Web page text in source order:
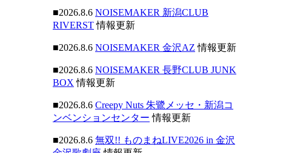
■2026.8.6 NOISEMAKER 新潟CLUB
RIVERST情報更新
■2026.8.6 NOISEMAKER 金沢AZ 情報更新
■2026.8.6 NOISEMAKER 長野CLUB JUNK
BOX 情報更新
■2026.8.6 Creepy Nuts 朱鷺メッセ・新潟コ
ンベンションセンター 情報更新
■2026.8.6 無双!! ものまねLIVE2026 in 金沢